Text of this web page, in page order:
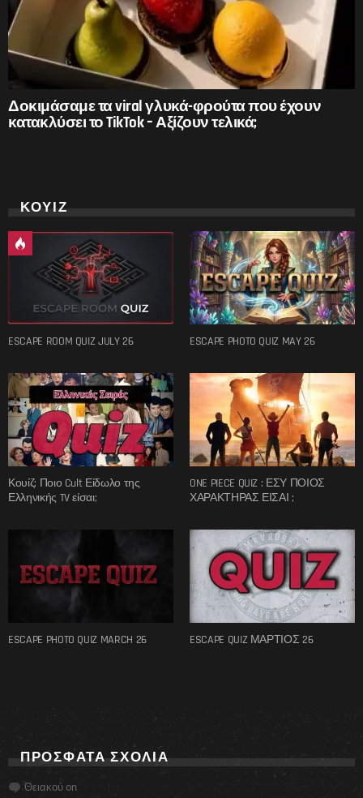
Δοκιμάσαμε τα viral γλυκά-φρούτα που έχουν
κατακλύσει το TikTok – Αξίζουν τελικά;
ΚΟΥΙΖ
ESCAPE ROOM QUIZ JULY 26 ESCAPE PHOTO QUIZ MAY 26
Κουίζ: Ποιο Cult Είδωλο της
Ελληνικής TV είσαι;
ONE PIECE QUIZ : ΕΣΥ ΠΟΙΟΣ
ΧΑΡΑΚΤΗΡΑΣ ΕΙΣΑΙ ;
ESCAPE PHOTO QUIZ MARCH 26 ESCAPE QUIZ ΜΑΡΤΙΟΣ 26
ΠΡΌΣΦΑΤΑ ΣΧΌΛΙΑ
Θειακού on